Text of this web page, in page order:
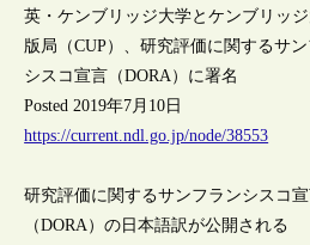
英・ケンブリッジ大学とケンブリッ
版局（CUP）、研究評価に関するサ
シスコ宣言（DORA）に署名
Posted 2019年7月10日
https://current.ndl.go.jp/node/38553
研究評価に関するサンフランシスコ
（DORA）の日本語訳が公開される